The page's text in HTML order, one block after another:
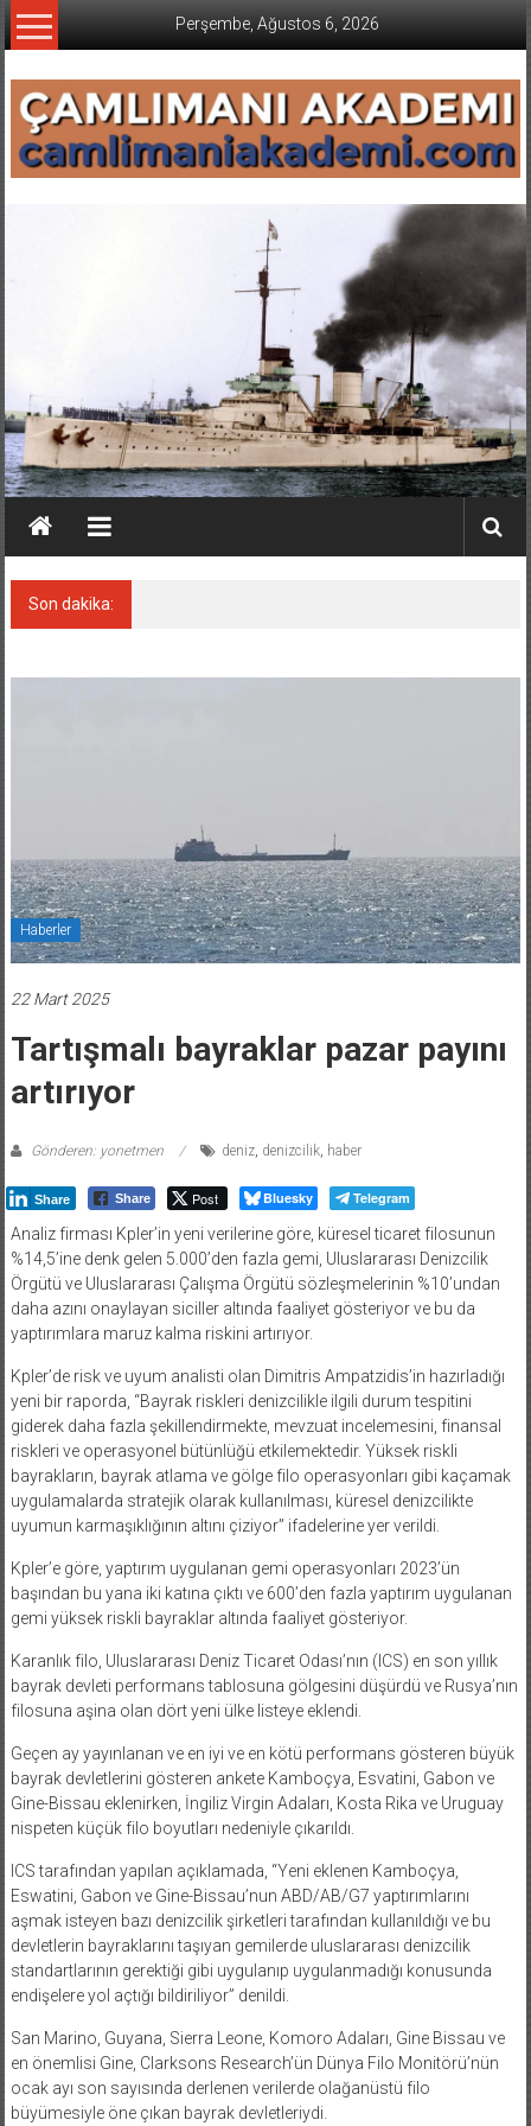
İçeriğe
geç
Perşembe, Ağustos 6, 2026
Son dakika:
Haberler
22 Mart 2025
Tartışmalı bayraklar pazar payını
artırıyor
Gönderen: yonetmen deniz, denizcilik, haber
Share Share Post Bluesky Telegram
Analiz firması Kpler’in yeni verilerine göre, küresel ticaret filosunun
%14,5’ine denk gelen 5.000’den fazla gemi, Uluslararası Denizcilik
Örgütü ve Uluslararası Çalışma Örgütü sözleşmelerinin %10’undan
daha azını onaylayan siciller altında faaliyet gösteriyor ve bu da
yaptırımlara maruz kalma riskini artırıyor.
Kpler’de risk ve uyum analisti olan Dimitris Ampatzidis’in hazırladığı
yeni bir raporda, “Bayrak riskleri denizcilikle ilgili durum tespitini
giderek daha fazla şekillendirmekte, mevzuat incelemesini, finansal
riskleri ve operasyonel bütünlüğü etkilemektedir. Yüksek riskli
bayrakların, bayrak atlama ve gölge filo operasyonları gibi kaçamak
uygulamalarda stratejik olarak kullanılması, küresel denizcilikte
uyumun karmaşıklığının altını çiziyor” ifadelerine yer verildi.
Kpler’e göre, yaptırım uygulanan gemi operasyonları 2023’ün
başından bu yana iki katına çıktı ve 600’den fazla yaptırım uygulanan
gemi yüksek riskli bayraklar altında faaliyet gösteriyor.
Karanlık filo, Uluslararası Deniz Ticaret Odası’nın (ICS) en son yıllık
bayrak devleti performans tablosuna gölgesini düşürdü ve Rusya’nın
filosuna aşina olan dört yeni ülke listeye eklendi.
Geçen ay yayınlanan ve en iyi ve en kötü performans gösteren büyük
bayrak devletlerini gösteren ankete Kamboçya, Esvatini, Gabon ve
Gine-Bissau eklenirken, İngiliz Virgin Adaları, Kosta Rika ve Uruguay
nispeten küçük filo boyutları nedeniyle çıkarıldı.
ICS tarafından yapılan açıklamada, “Yeni eklenen Kamboçya,
Eswatini, Gabon ve Gine-Bissau’nun ABD/AB/G7 yaptırımlarını
aşmak isteyen bazı denizcilik şirketleri tarafından kullanıldığı ve bu
devletlerin bayraklarını taşıyan gemilerde uluslararası denizcilik
standartlarının gerektiği gibi uygulanıp uygulanmadığı konusunda
endişelere yol açtığı bildiriliyor” denildi.
San Marino, Guyana, Sierra Leone, Komoro Adaları, Gine Bissau ve
en önemlisi Gine, Clarksons Research’ün Dünya Filo Monitörü’nün
ocak ayı son sayısında derlenen verilerde olağanüstü filo
büyümesiyle öne çıkan bayrak devletleriydi.